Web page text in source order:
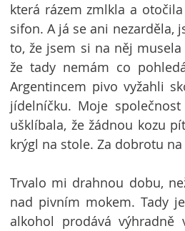
která rázem zmlkla a
sifon. A já se ani nezarděla,
to, že jsem si na něj
že tady nemám co
Argentincem pivo vyžahli
jídelníčku. Moje
ušklíbala, že žádnou kozu
krýgl na stole. Za dobrotu
Trvalo mi drahnou dobu,
nad pivním mokem. Tady
alkohol prodává výhradně